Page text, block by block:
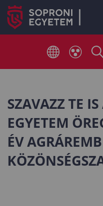
SZAVAZZ TE
EGYETEM
ÉV